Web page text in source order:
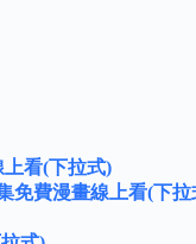
上看(下拉式)
免費漫畫線上看(下拉